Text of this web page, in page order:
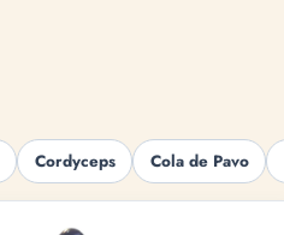
Cordyceps Cola de Pavo